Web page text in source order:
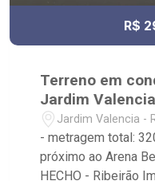
R$
Terreno em
Jardim Valencia
Jardim Valencia -
- metragem total:
próximo ao Arena Beach, Lodz Lounge Drink,
HECHO - Ribeirão